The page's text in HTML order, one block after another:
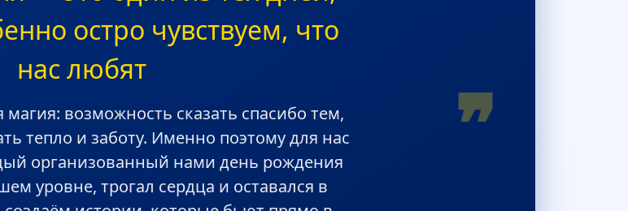
остро чувствуем, что
нас любят
магия: возможность сказать спасибо тем,
тепло и заботу. Именно поэтому для нас
организованный нами день рождения
уровне, трогал сердца и оставался в
❞